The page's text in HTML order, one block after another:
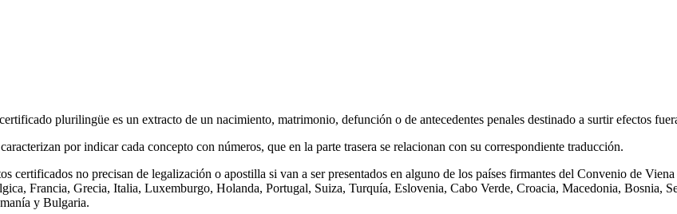
plurilingüe es un extracto de un nacimiento, matrimonio, defunción o de antecedentes penales destinado a surtir efectos
por indicar cada concepto con números, que en la parte trasera se relacionan con su correspondiente traducción.
certificados no precisan de legalización o apostilla si van a ser presentados en alguno de los países firmantes del Convenio de
Francia, Grecia, Italia, Luxemburgo, Holanda, Portugal, Suiza, Turquía, Eslovenia, Cabo Verde, Croacia, Macedonia, Bosnia,
y Bulgaria.